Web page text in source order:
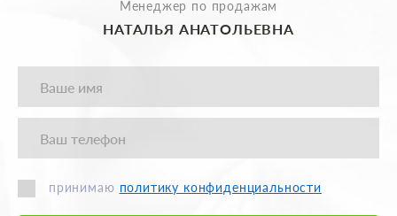
Менеджер по продажам
НАТАЛЬЯ АНАТОЛЬЕВНА
принимаю политику конфиденциальности